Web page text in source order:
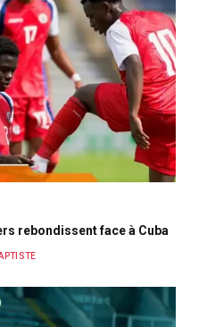
rebondissent face à Cuba